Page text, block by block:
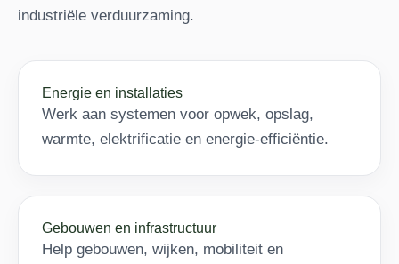
industriële verduurzaming.
Energie en installaties
Werk aan systemen voor opwek, opslag,
warmte, elektrificatie en energie-efficiëntie.
Gebouwen en infrastructuur
Help gebouwen, wijken, mobiliteit en